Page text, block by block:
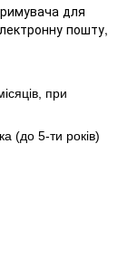
для
пошту,
при
(до 5-ти років)